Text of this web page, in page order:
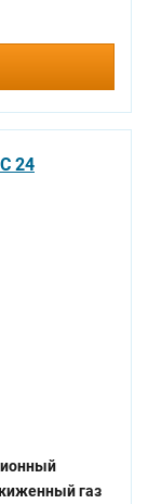
24
газ